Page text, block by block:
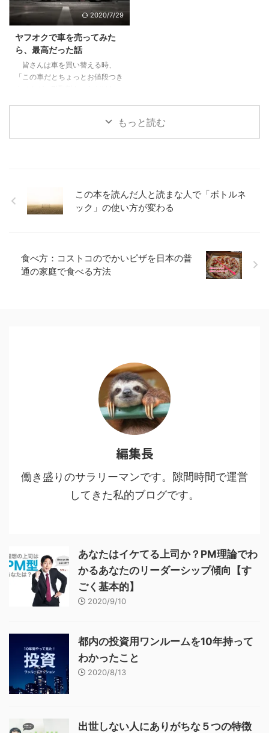
ォークよりも大人なお顔3.2 安さ
×嗜好性の合うブランド×SUVと
ていた安全性能4 JeepCompass
のよくなかった点5 ちなみにロー
ンで買いました 前提、僕は車選
びの素人です 僕 ...
2020/7/29
ヤフオクで車を売ってみた
ら、最高だった話
皆さんは車を買い替える時、
「この車だとちょっとお値段つき
個人に売る。これハードル高そう
なイメージもありましたが、やっ
フオクでこの０円が15万円に！3
必要なステップは4つ。名義変更
金3万円 ...
もっと読む
この本を読んだ人と読まな人で「ボトルネ
ック」の使い方が変わる
食べ方：コストコのでかいピザを日本の普
通の家庭で食べる方法
編集長
働き盛りのサラリーマンです。隙間時間で運営
してきた私的ブログです。
あなたはイケてる上司か？PM理論でわ
かるあなたのリーダーシップ傾向【す
ごく基本的】
2020/9/10
都内の投資用ワンルームを10年持って
わかったこと
2020/8/13
出世しない人にありがちな５つの特徴